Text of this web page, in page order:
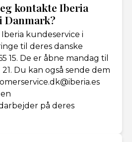
kontakte Iberia
Danmark?
kundeservice i
til deres danske
15. De er åbne mandag til
Du kan også sende dem
på deres